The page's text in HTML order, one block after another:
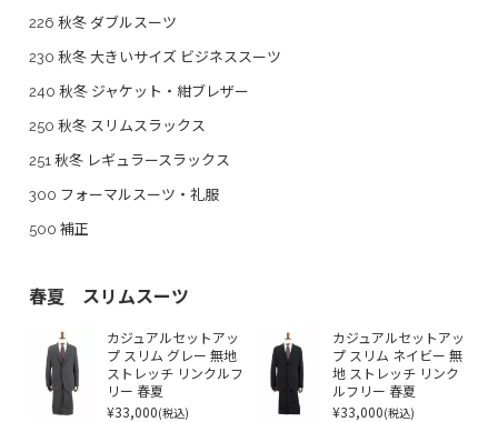
226 秋冬 ダブルスーツ
230 秋冬 大きいサイズ ビジネススーツ
240 秋冬 ジャケット・紺ブレザー
250 秋冬 スリムスラックス
251 秋冬 レギュラースラックス
300 フォーマルスーツ・礼服
500 補正
春夏 スリムスーツ
カジュアルセットアッ
プ スリム グレー 無地
ストレッチ リンクルフ
リー 春夏
¥33,000(税込)
カジュアルセットアッ
プ スリム ネイビー 無
地 ストレッチ リンク
ルフリー 春夏
¥33,000(税込)